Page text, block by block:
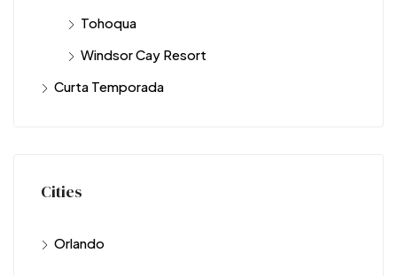
Tohoqua
Windsor Cay Resort
Curta Temporada
Cities
Orlando